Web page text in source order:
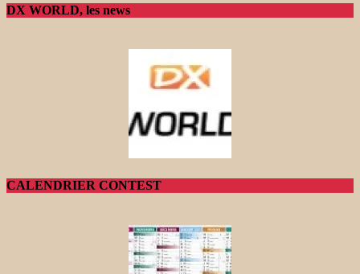
DX WORLD, les news
CALENDRIER CONTEST